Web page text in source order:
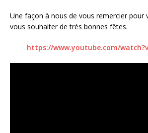
Une façon à nous de vous remercier pour
vous souhaiter de très bonnes fêtes.
https://www.youtube.com/